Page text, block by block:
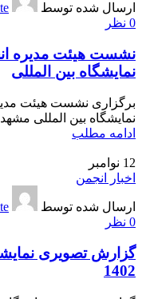
ارسال شده توسط
0 نظر
نشست هیئت مدیره
نمایشگاه بین المللی
برگزاری نشست هیئت
نمایشگاه بین المللی مشهد.
ادامه مطلب
12 نوامبر
اخبار انجمن
ارسال شده توسط
0 نظر
گزارش تصویری
1402